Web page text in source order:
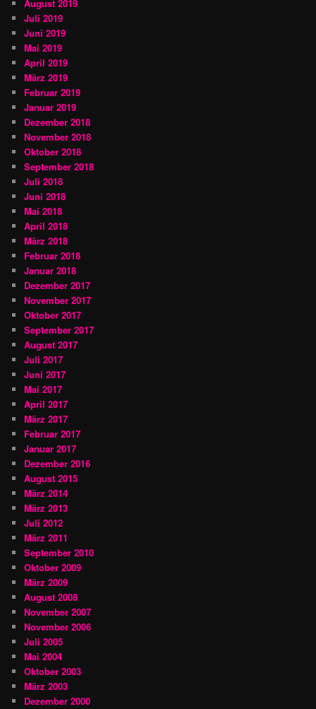
August 2019
Juli 2019
Juni 2019
Mai 2019
April 2019
März 2019
Februar 2019
Januar 2019
Dezember 2018
November 2018
Oktober 2018
September 2018
Juli 2018
Juni 2018
Mai 2018
April 2018
März 2018
Februar 2018
Januar 2018
Dezember 2017
November 2017
Oktober 2017
September 2017
August 2017
Juli 2017
Juni 2017
Mai 2017
April 2017
März 2017
Februar 2017
Januar 2017
Dezember 2016
August 2015
März 2014
März 2013
Juli 2012
März 2011
September 2010
Oktober 2009
März 2009
August 2008
November 2007
November 2006
Juli 2005
Mai 2004
Oktober 2003
März 2003
Dezember 2000